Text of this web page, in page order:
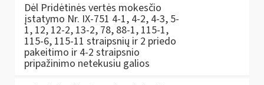
Dėl Pridėtinės vertės mokesčio
įstatymo Nr. IX-751 4-1, 4-2, 4-3, 5-
1, 12, 12-2, 13-2, 78, 88-1, 115-1,
115-6, 115-11 straipsnių ir 2 priedo
pakeitimo ir 4-2 straipsnio
pripažinimo netekusiu galios